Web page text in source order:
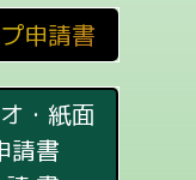
申請書
・紙面
請書